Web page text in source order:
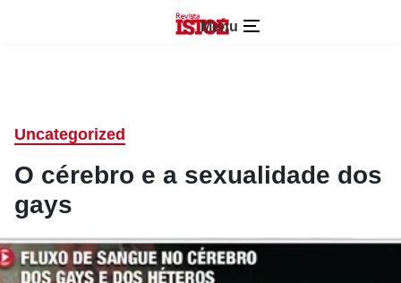
Menu
Uncategorized
O cérebro e a sexualidade dos
gays